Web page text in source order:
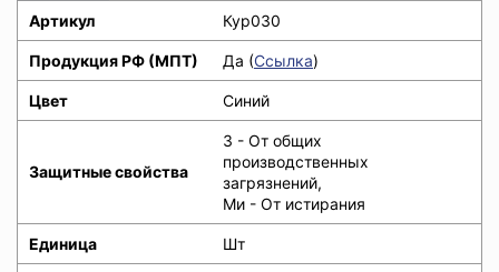
Артикул
Кур030
Продукция РФ (МПТ) Да (Ссылка)
Цвет Синий
Защитные свойства
З - От общих
производственных
загрязнений,
Ми - От истирания
Единица Шт